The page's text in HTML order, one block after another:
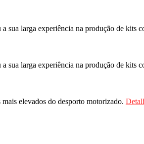
sua larga experiência na produção de kits
sua larga experiência na produção de kits
elevados do desporto motorizado.